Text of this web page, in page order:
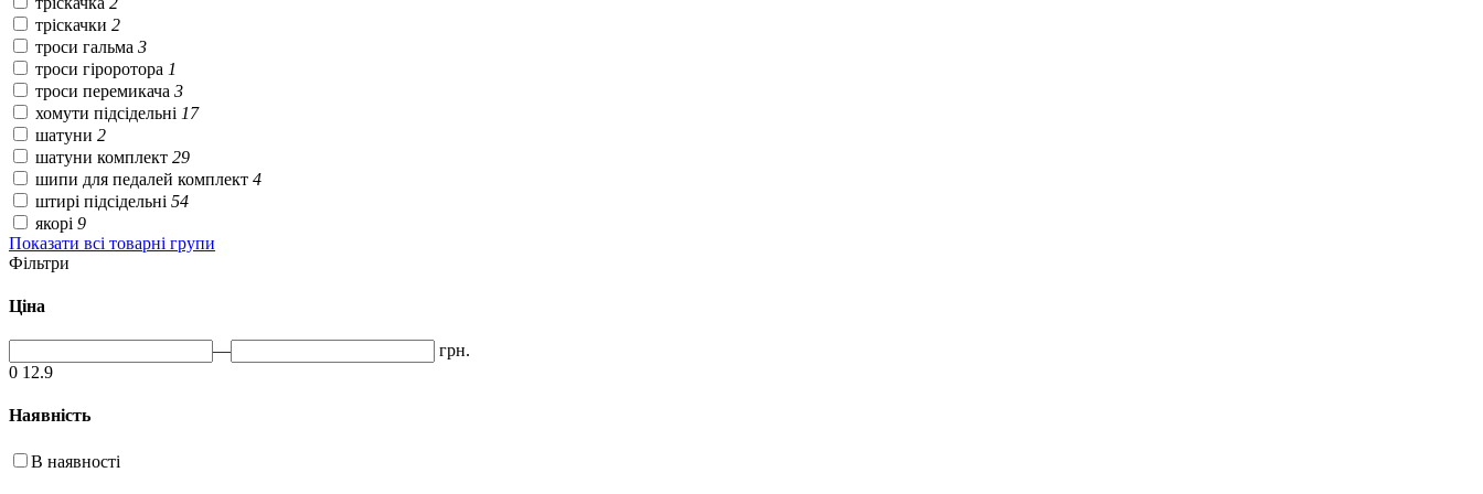
тріскачки 2
троси гальма 3
троси гіроротора 1
троси перемикача 3
хомути підсідельні 17
шатуни 2
шатуни комплект 29
шипи для педалей комплект 4
штирі підсідельні 54
якорі 9
Показати всі товарні групи
Фільтри
Ціна
—
грн.
0 12.9
Наявність
В наявності